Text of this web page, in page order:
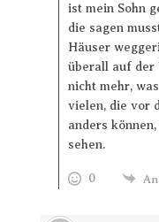
ist mein Sohn
die sagen
Häuser
überall auf der
nicht mehr,
vielen, die vor
anders
sehen.
0